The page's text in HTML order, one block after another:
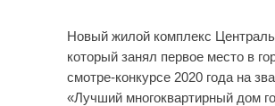
Новый жилой комплекс
который занял первое место в
смотре-конкурсе 2020 года на
«Лучший многоквартирный дом